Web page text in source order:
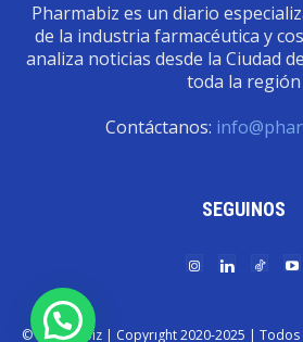
Pharmabiz es un diario
de la industria farmacéutica y
analiza noticias desde la Ciudad
toda la región
Contáctanos:
SEGUINOS
© Pharmabiz | Copyrıght 2020-2025 |